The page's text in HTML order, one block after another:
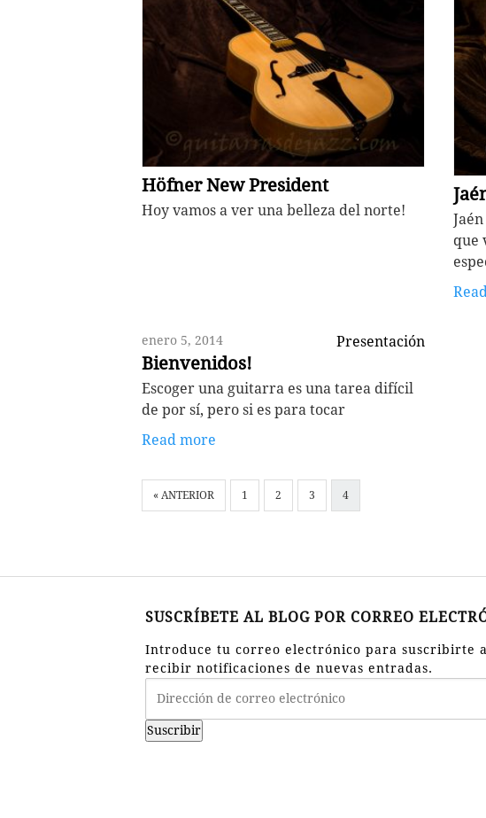
Höfner New President
Hoy vamos a ver una belleza del norte!
que
enero 5, 2014 Presentación
Bienvenidos!
Escoger una guitarra es una tarea difícil
de por sí, pero si es para tocar
Read more
« ANTERIOR 1 2 3 4
SUSCRÍBETE AL BLOG POR CORREO
Introduce tu correo electrónico para suscribirte
recibir notificaciones de nuevas entradas.
correo
Suscribir